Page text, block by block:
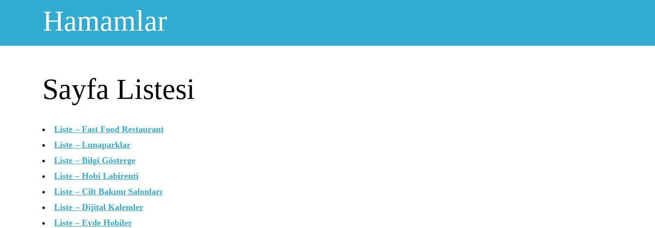
Hamamlar
Sayfa Listesi
Liste – Fast Food Restaurant
Liste – Lunaparklar
Liste – Bilgi Gösterge
Liste – Hobi Labirenti
Liste – Cilt Bakımı Salonları
Liste – Dijital Kalemler
Liste – Evde Hobiler